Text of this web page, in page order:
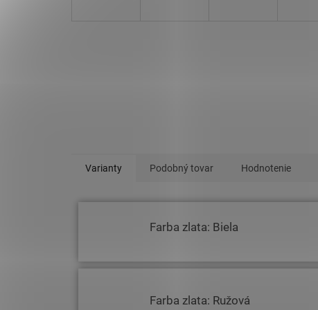
Varianty Podobný tovar Hodnotenie
Farba zlata: Biela
Farba zlata: Ružová